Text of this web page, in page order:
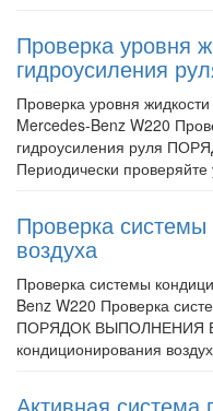
Проверка уровня
гидроусиления
Проверка уровня
Mercedes-Benz W220
гидроусиления руля
Периодически проверяйте
Проверка
воздуха
Проверка системы
Benz W220 Проверка
ПОРЯДОК ВЫПОЛНЕНИЯ
кондиционирования